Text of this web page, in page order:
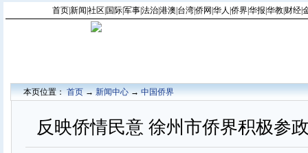
首页|新闻 社区 国际|军事|法治|港澳 台湾|侨网 华人 侨界|华报 华教| 财经|
本页位置：首页→新闻中心→中国侨界
反映侨情民意 徐州市侨界积极参